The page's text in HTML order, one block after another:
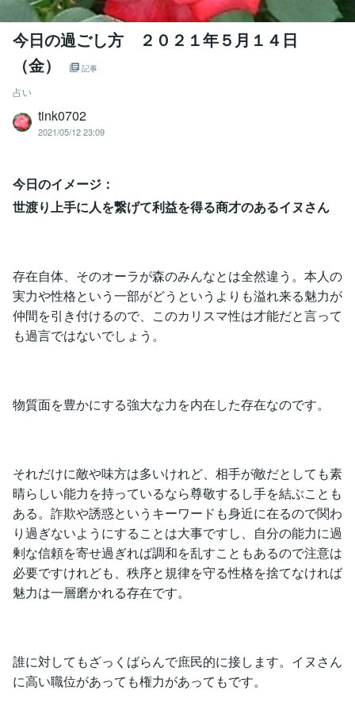
今日の過ごし方 ２０２１年５月１４日
（金）
記事
占い
tink0702
2021/05/12 23:09
今日のイメージ：
世渡り上手に人を繋げて利益を得る商才のあるイヌさん
存在自体、そのオーラが森のみんなとは全然違う。本人の
実力や性格という一部がどうというよりも溢れ来る魅力が
仲間を引き付けるので、このカリスマ性は才能だと言って
も過言ではないでしょう。
物質面を豊かにする強大な力を内在した存在なのです。
それだけに敵や味方は多いけれど、相手が敵だとしても素
晴らしい能力を持っているなら尊敬するし手を結ぶことも
ある。詐欺や誘惑というキーワードも身近に在るので関わ
り過ぎないようにすることは大事ですし、自分の能力に過
剰な信頼を寄せ過ぎれば調和を乱すこともあるので注意は
必要ですけれども、秩序と規律を守る性格を捨てなければ
魅力は一層磨かれる存在です。
誰に対してもざっくばらんで庶民的に接します。イヌさん
に高い職位があっても権力があってもです。